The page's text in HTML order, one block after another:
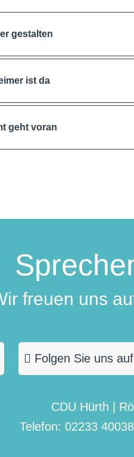
gestalten
ist da
geht voran
freuen uns
Folgen Sie uns
CDU Hürth |
Telefon: 02233